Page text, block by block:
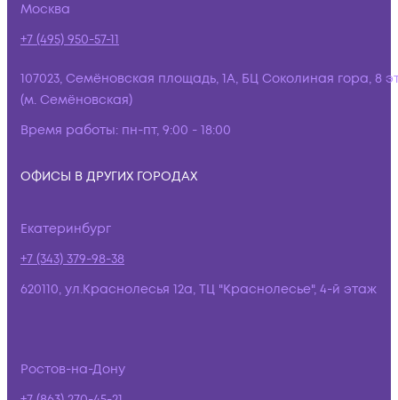
Москва
+7 (495) 950-57-11
107023, Семёновская площадь, 1А, БЦ Соколиная гора, 8
(м. Семёновская)
Время работы: пн-пт, 9:00 - 18:00
ОФИСЫ В ДРУГИХ ГОРОДАХ
Екатеринбург
+7 (343) 379-98-38
620110, ул.Краснолесья 12а, ТЦ "Краснолесье", 4-й этаж
Ростов-на-Дону